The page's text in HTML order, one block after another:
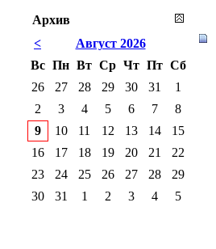
Архив
<
Август 2026
Вс Пн Вт Ср Чт Пт Сб
26
27 28 29 30 31
1
2
3 4 5 6 7
8
9
10 11 12 13 14
15
16
17 18 19 20 21
22
23
24 25 26 27 28
29
30
31 1 2 3 4 5